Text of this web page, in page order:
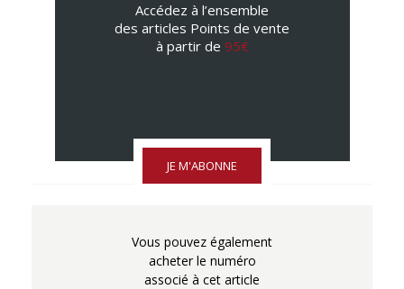
Accédez à l’ensemble
des articles Points de vente
à partir de 95€
JE M'ABONNE
Vous pouvez également
acheter le numéro
associé à cet article